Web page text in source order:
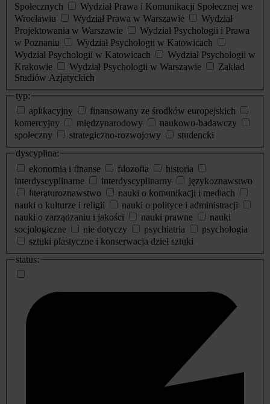
Społecznych
Wydział Prawa i Komunikacji Społecznej we
Wrocławiu
Wydział Prawa w Warszawie
Wydział
Projektowania w Warszawie
Wydział Psychologii i Prawa
w Poznaniu
Wydział Psychologii w Katowicach
Wydział Psychologii w Katowicach
Wydział Psychologii w
Krakowie
Wydział Psychologii w Warszawie
Zakład
Studiów Azjatyckich
typ:
aplikacyjny
finansowany ze środków europejskich
komercyjny
międzynarodowy
naukowo-badawczy
społeczny
strategiczno-rozwojowy
studencki
dyscyplina:
ekonomia i finanse
filozofia
historia
interdyscyplinarne
interdyscyplinarny
językoznawstwo
literaturoznawstwo
nauki o komunikacji i mediach
nauki o kulturze i religii
nauki o polityce i administracji
nauki o zarządzaniu i jakości
nauki prawne
nauki
socjologiczne
nie dotyczy psychiatria
psychologia
sztuki plastyczne i konserwacja dzieł sztuki
status: